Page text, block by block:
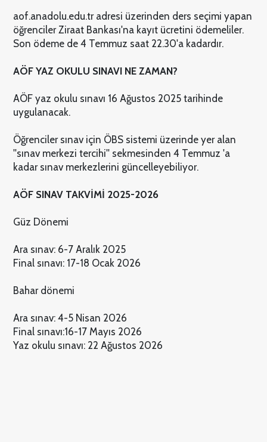
aof.anadolu.edu.tr adresi üzerinden ders seçimi yapan
öğrenciler Ziraat Bankası'na kayıt ücretini ödemeliler.
Son ödeme de 4 Temmuz saat 22.30'a kadardır.
AÖF YAZ OKULU SINAVI NE ZAMAN?
AÖF yaz okulu sınavı 16 Ağustos 2025 tarihinde
uygulanacak.
Öğrenciler sınav için ÖBS sistemi üzerinde yer alan
''sınav merkezi tercihi'' sekmesinden 4 Temmuz 'a
kadar sınav merkezlerini güncelleyebiliyor.
AÖF SINAV TAKVİMİ 2025-2026
Güz Dönemi
Ara sınav: 6-7 Aralık 2025
Final sınavı: 17-18 Ocak 2026
Bahar dönemi
Ara sınav: 4-5 Nisan 2026
Final sınavı:16-17 Mayıs 2026
Yaz okulu sınavı: 22 Ağustos 2026